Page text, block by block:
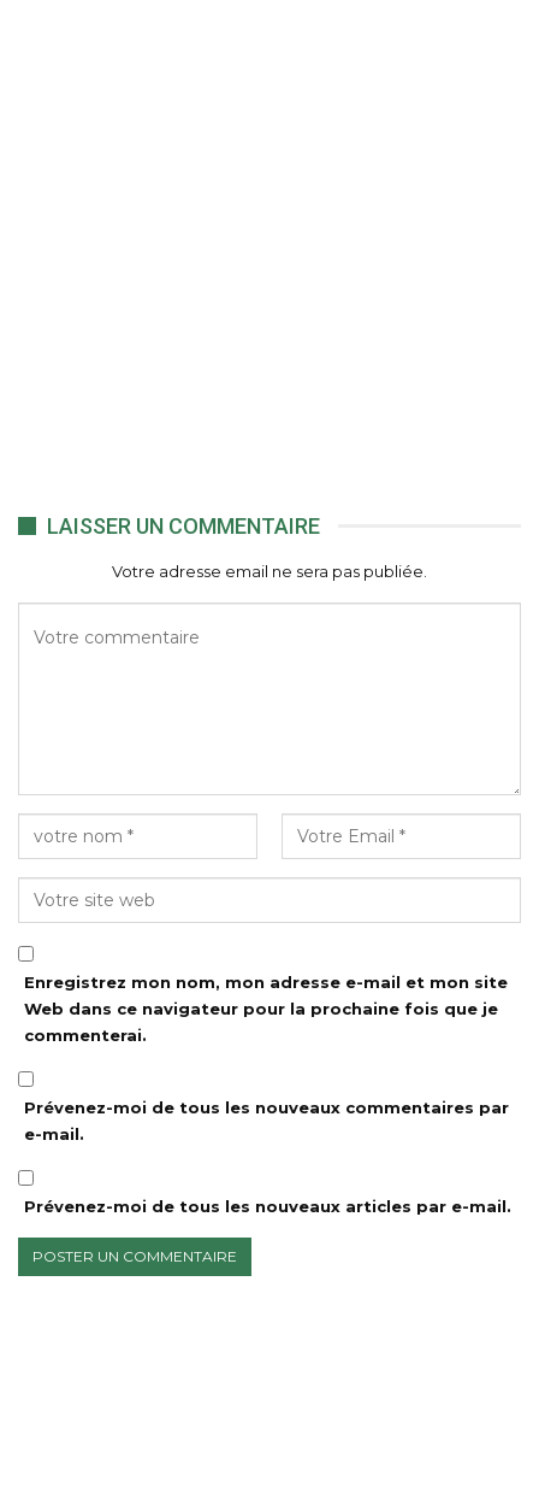
LAISSER UN COMMENTAIRE
Votre adresse email ne sera pas publiée.
Enregistrez mon nom, mon adresse e-mail et mon site
Web dans ce navigateur pour la prochaine fois que je
commenterai.
Prévenez-moi de tous les nouveaux commentaires par
e-mail.
Prévenez-moi de tous les nouveaux articles par e-mail.